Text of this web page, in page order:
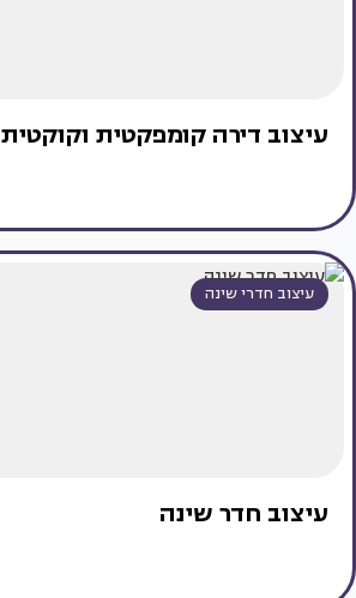
עיצוב דירה קומפקטית וקוקטית
עיצוב חדרי שינה
עיצוב חדר שינה